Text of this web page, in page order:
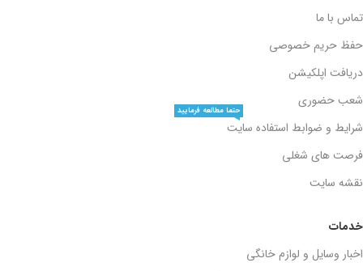
خدمات
اخبار وسایل و لوازم خانگی
تماس با ما
حفظ حریم خصوصی
دریافت اپلکیشن
شعب حضوری
شرایط و ضوابط استفاده سایت
حتما مطالعه فرمایید
فرصت های شغلی
نقشه سایت